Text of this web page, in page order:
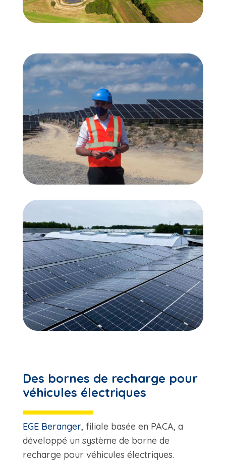
Des bornes de recharge pour
véhicules électriques
EGE Beranger, filiale basée en PACA, a
développé un système de borne de
recharge pour véhicules électriques.